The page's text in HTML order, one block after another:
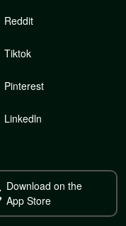
Reddit
Tiktok
Pinterest
Linkedln
Download on the
App Store